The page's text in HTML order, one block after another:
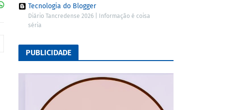
Tecnologia do Blogger
Diário Tancredense 2026 | Informação é coisa
séria
PUBLICIDADE